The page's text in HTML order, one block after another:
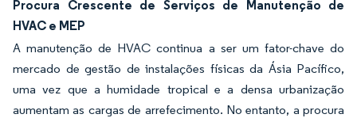
Procura Crescente de Serviços de Manutenção de
HVAC e MEP
A manutenção de HVAC continua a ser um fator-chave do
mercado de gestão de instalações físicas da Ásia Pacífico,
uma vez que a humidade tropical e a densa urbanização
aumentam as cargas de arrefecimento. No entanto, a procura